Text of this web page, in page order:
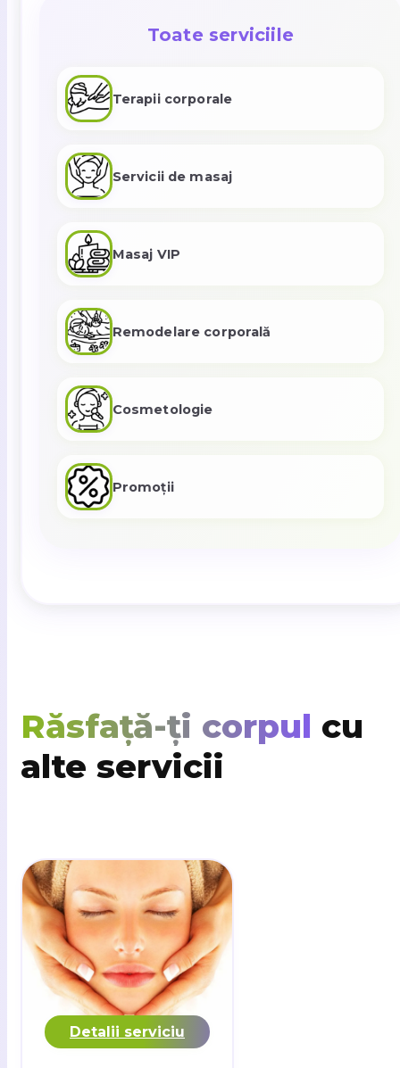
Toate serviciile
Terapii corporale
Servicii de masaj
Masaj VIP
Remodelare corporală
Cosmetologie
Promoții
Răsfață-ți corpul cu
alte servicii
Detalii serviciu